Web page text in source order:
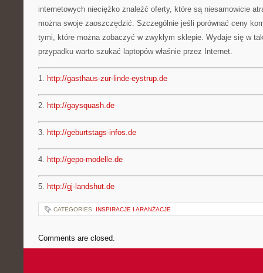
internetowych nieciężko znaleźć oferty, które są niesamowicie
można swoje zaoszczędzić. Szczególnie jeśli porównać ceny
tymi, które można zobaczyć w zwykłym sklepie. Wydaje się w
przypadku warto szukać laptopów właśnie przez Internet.
1. http://gasthaus-zur-linde-eystrup.de
2. http://gaysquash.de
3. http://geburtstags-infos.de
4. http://gepo-modelle.de
5. http://gj-landshut.de
CATEGORIES: INSPIRACJE I ARANŻACJE
Comments are closed.